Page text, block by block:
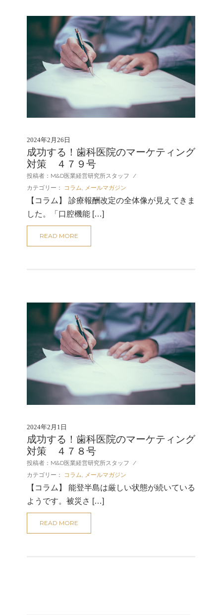
2024年2月26日
成功する！歯科医院のマーケティング
対策 ４７９号
投稿者：M&D医業経営研究所スタッフ /
カテゴリー：
コラム, メールマガジン
【コラム】 診療報酬改定の全体像が見えてきま
した。「口腔機能 […]
READ MORE
2024年2月1日
成功する！歯科医院のマーケティング
対策 ４７８号
投稿者：M&D医業経営研究所スタッフ
/
カテゴリー：
コラム メールマガジン
【コラム】 能登半島は厳しい状態が続いている
ようです。被災さ […]
READ MORE